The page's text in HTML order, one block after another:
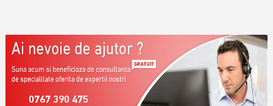
0767 390 475